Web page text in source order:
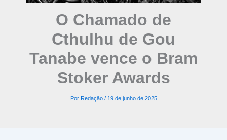
O Chamado de
Cthulhu de Gou
Tanabe vence o Bram
Stoker Awards
Por Redação / 19 de junho de 2025